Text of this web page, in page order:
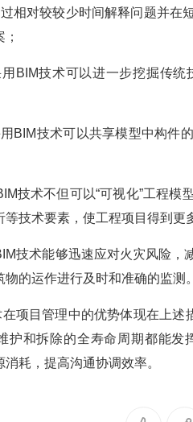
过相对较较少时间解释问题并
用BIM技术可以进一步挖掘传
用BIM技术可以共享模型中构件
技术不但可以“可视化”工程
等技术要素，使工程项目得到更
技术能够迅速应对火灾风险
物的运作进行及时和准确的监测。
在项目管理中的优势体现在上
护和拆除的全寿命周期都能发
耗，提高沟通协调效率。